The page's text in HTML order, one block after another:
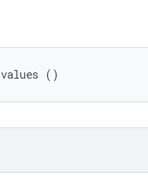
values ()